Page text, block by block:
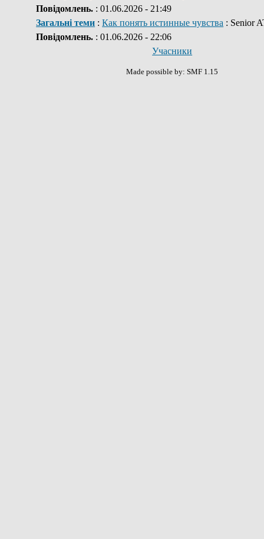
Повідомлень. : 01.06.2026 - 21:49
Загальні теми :Как понять истинные чувства : Senior
Повідомлень. : 01.06.2026 - 22:06
Учасники
Made possible by: SMF 1.15